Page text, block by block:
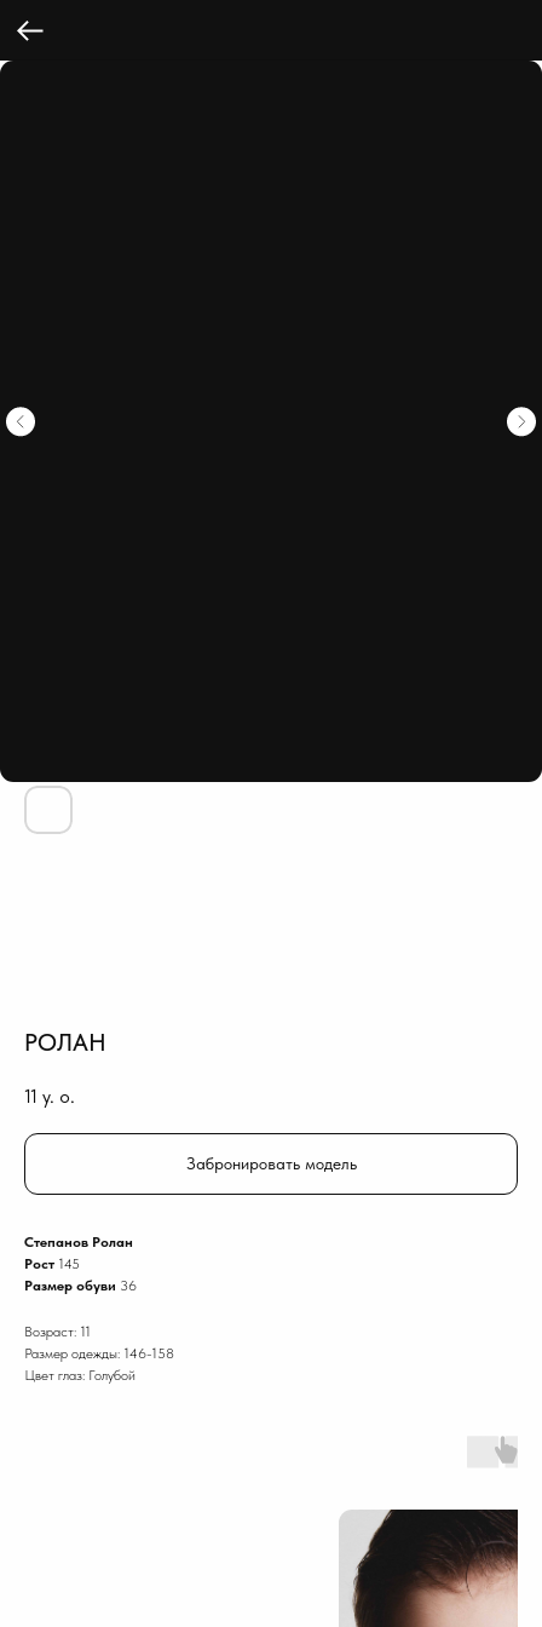
РОЛАН
11 y. o.
Забронировать модель
Степанов Ролан
Рост 145
Размер обуви 36
Возраст: 11
Размер одежды: 146-158
Цвет глаз: Голубой